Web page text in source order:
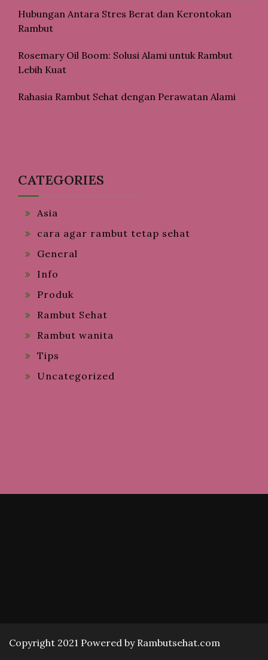
Hubungan Antara Stres Berat dan Kerontokan
Rambut
Rosemary Oil Boom: Solusi Alami untuk Rambut
Lebih Kuat
Rahasia Rambut Sehat dengan Perawatan Alami
CATEGORIES
Asia
cara agar rambut tetap sehat
General
Info
Produk
Rambut Sehat
Rambut wanita
Tips
Uncategorized
Copyright 2021 Powered by Rambutsehat.com